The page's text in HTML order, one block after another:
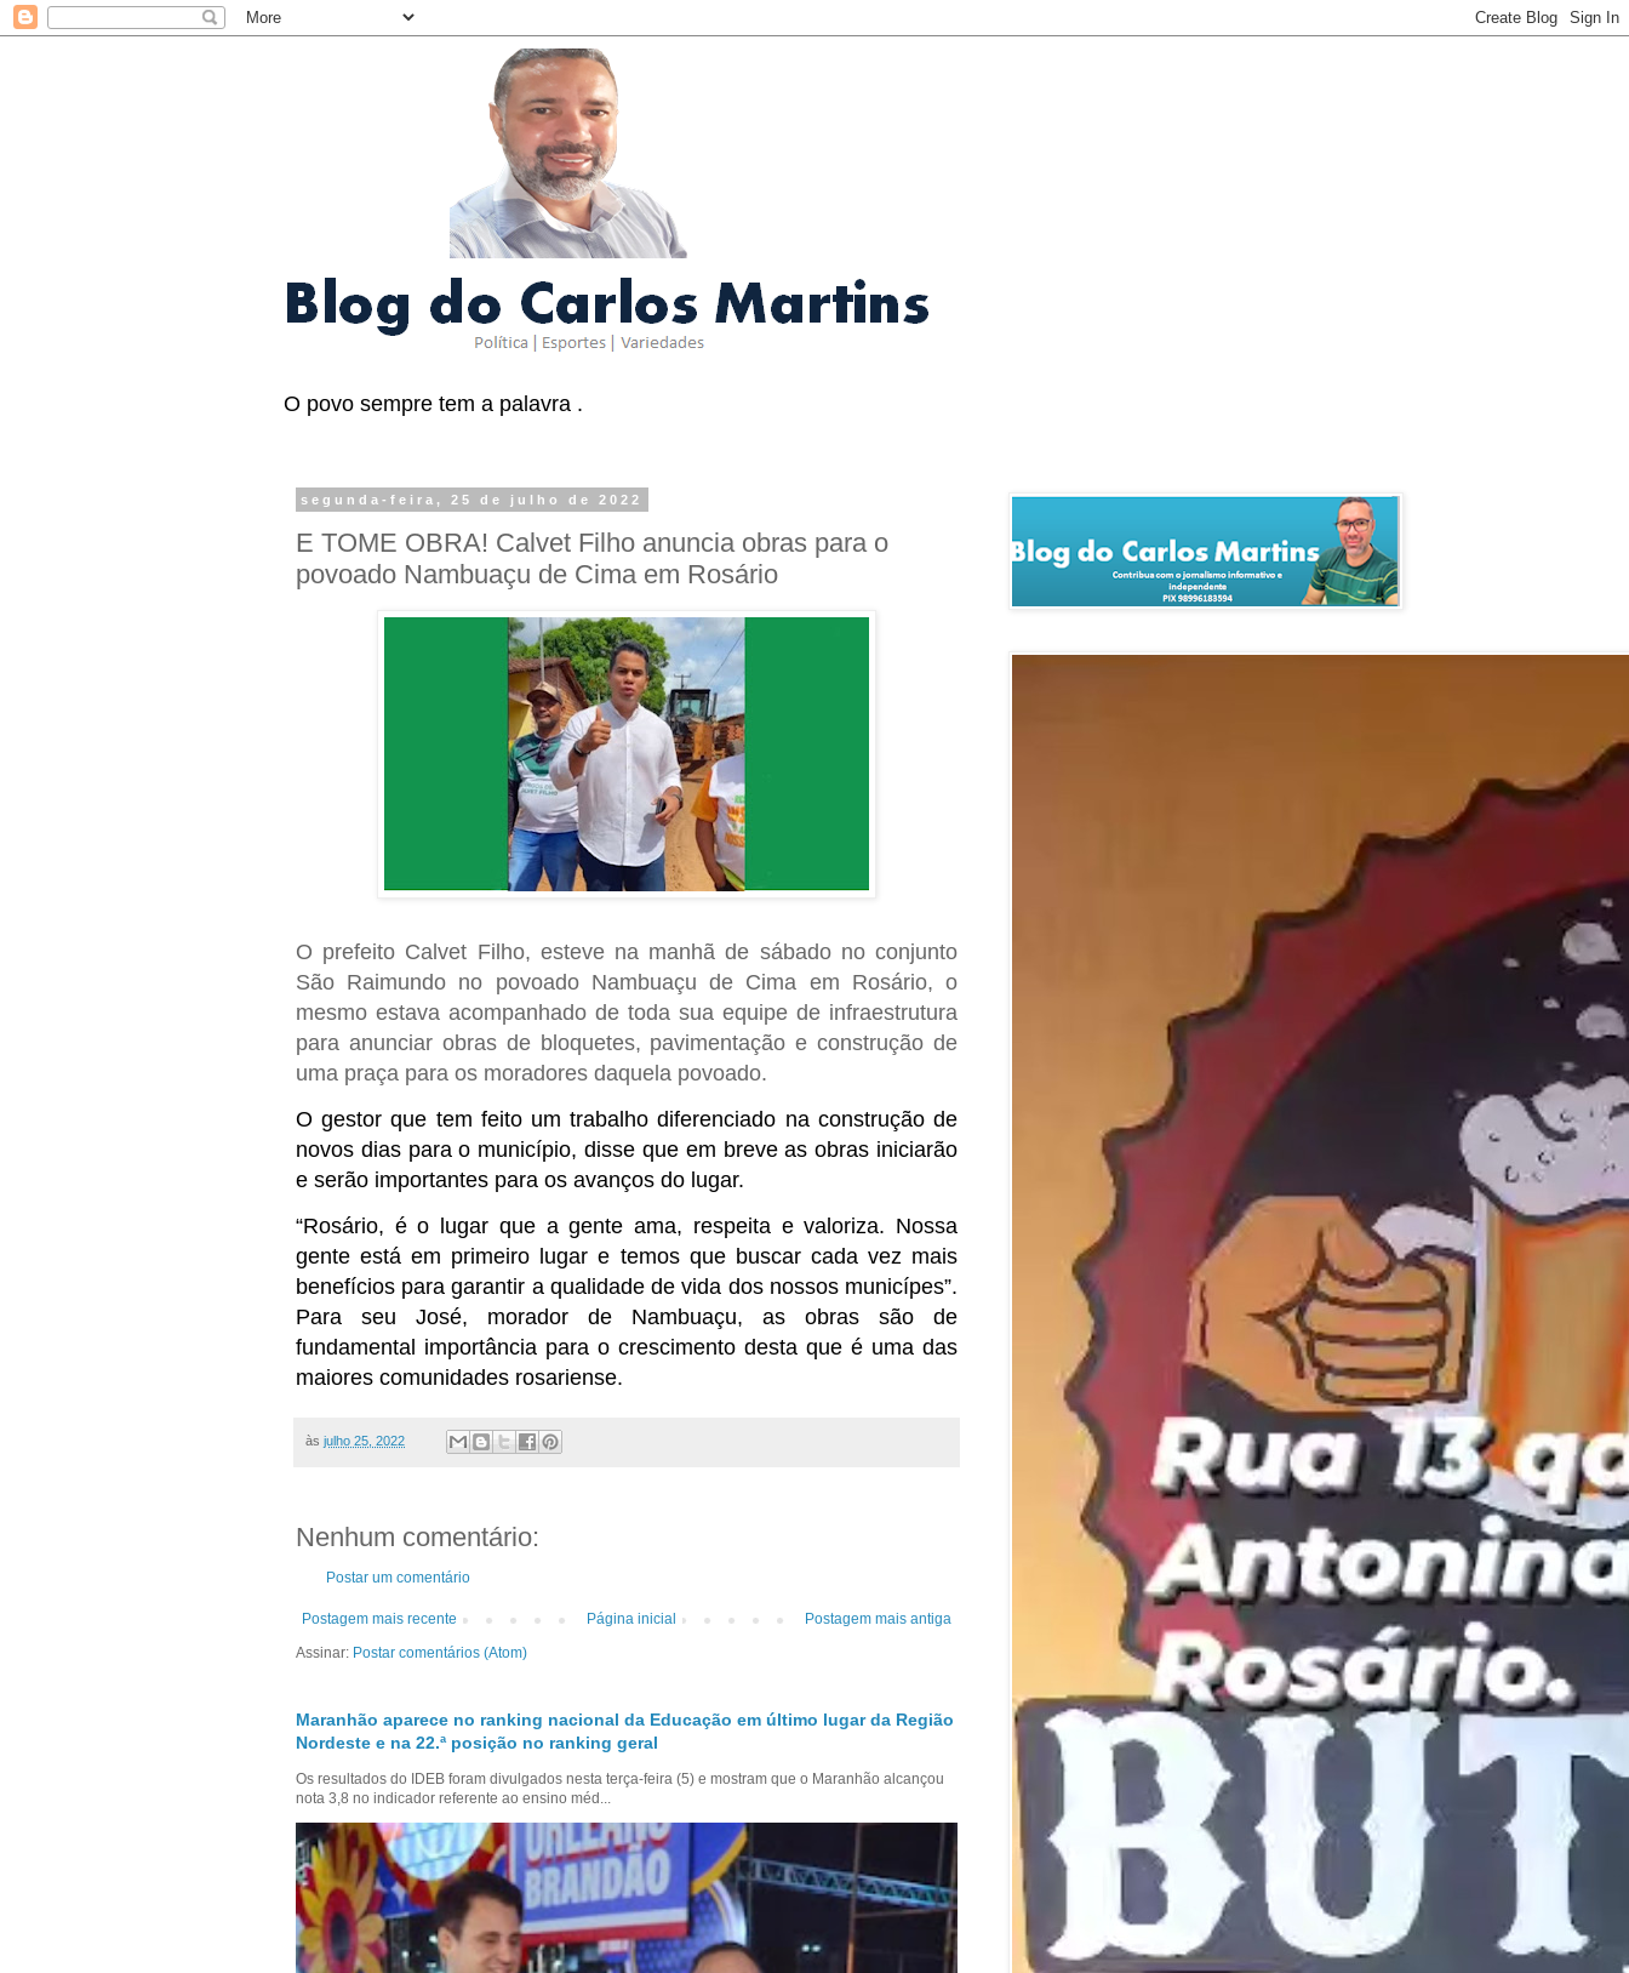
O povo sempre tem a palavra .
segunda-feira, 25 de julho de 2022
E TOME OBRA! Calvet Filho anuncia obras para o
povoado Nambuaçu de Cima em Rosário
O prefeito Calvet Filho, esteve na manhã de sábado no conjunto
São Raimundo no povoado Nambuaçu de Cima em Rosário, o
mesmo estava acompanhado de toda sua equipe de infraestrutura
para anunciar obras de bloquetes, pavimentação e construção de
uma praça para os moradores daquela povoado.
O gestor que tem feito um trabalho diferenciado na construção de
novos dias para o município, disse que em breve as obras iniciarão
e serão importantes para os avanços do lugar.
“Rosário, é o lugar que a gente ama, respeita e valoriza. Nossa
gente está em primeiro lugar e temos que buscar cada vez mais
benefícios para garantir a qualidade de vida dos nossos municípes”.
Para seu José, morador de Nambuaçu, as obras são de
fundamental importância para o crescimento desta que é uma das
maiores comunidades rosariense.
às julho 25, 2022
Nenhum comentário:
Postar um comentário
Postagem mais recente Postagem mais antiga
Página inicial
Assinar: Postar comentários (Atom)
Maranhão aparece no ranking nacional da Educação em último lugar da Região
Nordeste e na 22.ª posição no ranking geral
Os resultados do IDEB foram divulgados nesta terça-feira (5) e mostram que o Maranhão alcançou
nota 3,8 no indicador referente ao ensino méd...